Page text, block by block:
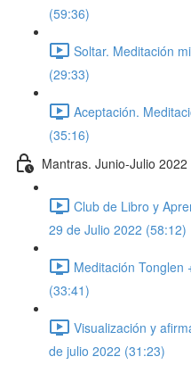
(59:36)
Soltar. Meditación
(29:33)
Aceptación.
(35:16)
Mantras. Junio-Julio 2022
Club de Libro y
29 de Julio 2022 (58:12)
Meditación Tonglen
(33:41)
Visualización y
de julio 2022 (31:23)